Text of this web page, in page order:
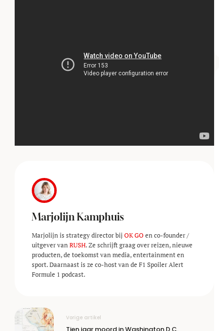
Marjolijn Kamphuis
Marjolijn is strategy director bij OK GO en co-founder /
uitgever van RUSH. Ze schrijft graag over reizen, nieuwe
producten, de toekomst van media, entertainment en
sport. Daarnaast is ze co-host van de F1 Spoiler Alert
Formule 1 podcast.
Vorige artikel